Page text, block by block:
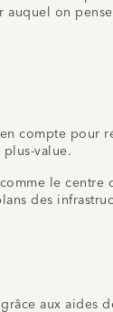
on
compte pour
value.
le
des
aux aides